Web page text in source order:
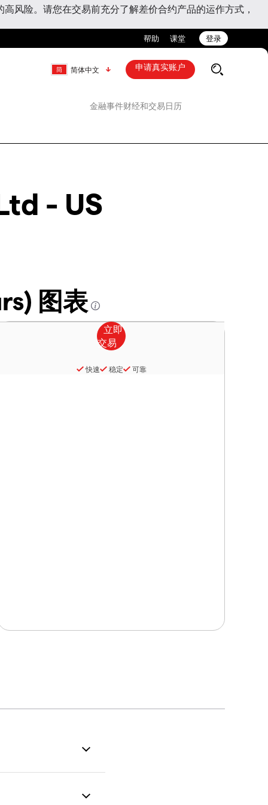
风险。请您在交易前充分了解差价合约产品的运作方式，
帮助 课堂 登录
简体中文 申请真实账户
金融事件财经和交易日历
- US
图表
快速 稳定 可靠